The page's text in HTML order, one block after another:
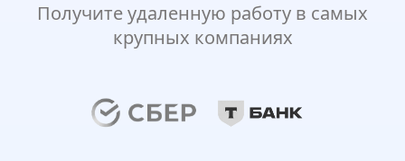
Получите удаленную работу в самых
крупных компаниях